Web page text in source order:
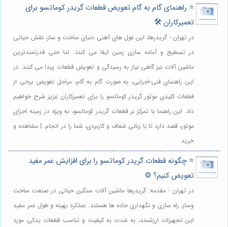
⭐️ راهنمای گام به گام تعویض قطعات گریدر کوماتسو برای
تعمیرکاران 🛠️
در تهران - گریدرها، این غول های آهنی دنیای ساخت و ساز، نقش حیاتی
در تسطیح و آماده سازی زمین ایفا می کنند. اما حتی قدرتمندترین
ماشین آلات نیز گاهی نیاز به رسیدگی و تعویض قطعات پیدا می کنند. در
این راهنمای فنی-اجرایی، به صورت گام به گام، مراحل تعویض برخی از
قطعات کلیدی موتور گریدر کوماتسو را برای تعمیرکاران عزیز شرح خواهیم
داد. این راهنما با تمرکز بر قطعات گریدر کوماتسو، به ویژه در زمینه اجزای
موتور، قصد دارد تا با زبانی شفاف و کاربردی، شما را در انجام. | مشاهده و
خرید
⭐️ چگونه قطعات گریدر کوماتسو را برای افزایش عمر مفید
تعویض کنیم؟ ⚙️
در تهران - مقدمه: گریدرها ماشین آلات سنگین حیاتی در صنعت ساخت
وساز، راه سازی و نگهداری جاده ها هستند. عملکرد بهینه و طول عمر مفید
این تجهیزات ارزشمند، به شدت به کیفیت و تناسب قطعات یدکی مورد